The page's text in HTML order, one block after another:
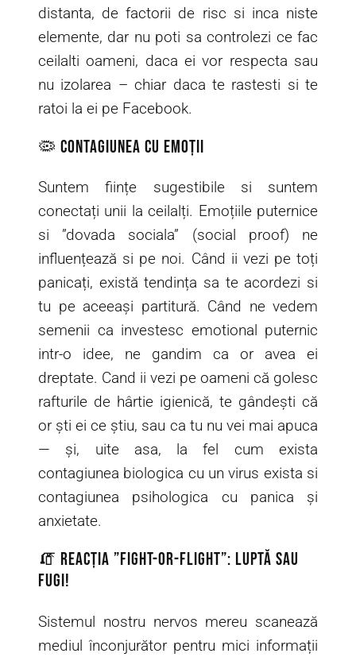
distanta, de factorii de risc si inca niste
elemente, dar nu poti sa controlezi ce fac
ceilalti oameni, daca ei vor respecta sau
nu izolarea – chiar daca te rastesti si te
ratoi la ei pe Facebook.
🦠 Contagiunea cu emoții
Suntem ființe sugestibile si suntem
conectați unii la ceilalți. Emoțiile puternice
si ”dovada sociala” (social proof) ne
influențează si pe noi. Când ii vezi pe toți
panicați, există tendința sa te acordezi si
tu pe aceeași partitură. Când ne vedem
semenii ca investesc emotional puternic
intr-o idee, ne gandim ca or avea ei
dreptate. Cand ii vezi pe oameni că golesc
rafturile de hârtie igienică, te gândești că
or ști ei ce știu, sau ca tu nu vei mai apuca
— și, uite asa, la fel cum exista
contagiunea biologica cu un virus exista si
contagiunea psihologica cu panica și
anxietate.
🧯 Reacția ”Fight-or-flight”: luptă sau
fugi!
Sistemul nostru nervos mereu scanează
mediul înconjurător pentru mici informații